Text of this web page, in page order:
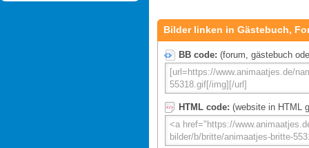
Bilder linken in Gästebuch,
BB code: (forum, gästebuch
HTML code: (website in HTML